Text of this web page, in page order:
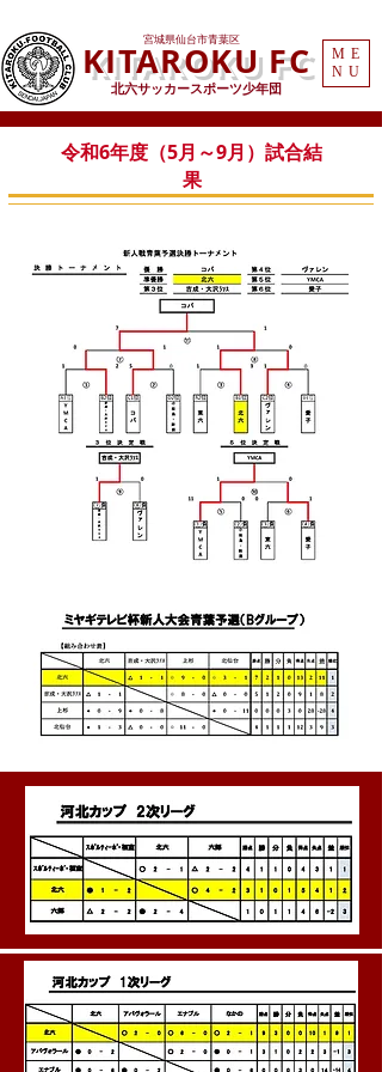
​宮城県仙台市青葉区
KITAROKU FC
北六サッカースポーツ少年団
ME
NU
令和6年度（5月～9月）試合結
果